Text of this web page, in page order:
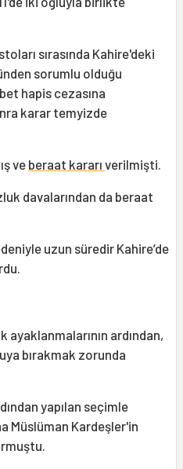
sırasında Kahire'deki
sorumlu olduğu
hapis cezasına
karar temyizde
ve beraat kararı verilmişti.
davalarından da beraat
uzun süredir Kahire’de
ayaklanmalarının ardından,
bırakmak zorunda
yapılan seçimle
Müslüman Kardeşler'in